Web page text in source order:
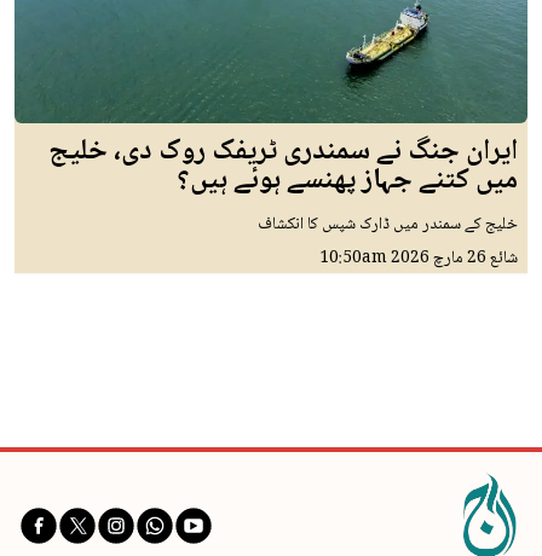
ایران جنگ نے سمندری ٹریفک روک دی، خلیج
میں کتنے جہاز پھنسے ہوئے ہیں؟
خلیج کے سمندر میں ڈارک شپس کا انکشاف
شائع26 مارچ 2026 10:50am